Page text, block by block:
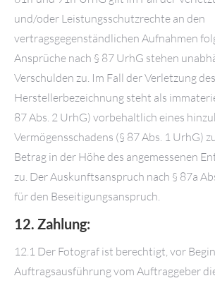
und/oder Leistungsschutzrechte an den
vertragsgegenständlichen Aufnahmen
Ansprüche nach § 87 UrhG stehen
Verschulden zu. Im Fall der Verletzung
Herstellerbezeichnung steht als
87 Abs. 2 UrhG) vorbehaltlich eines
Vermögensschadens (§ 87 Abs. 1 UrhG)
Betrag in der Höhe des angemessenen
zu. Der Auskunftsanspruch nach § 87a
für den Beseitigungsanspruch.
12. Zahlung:
12.1 Der Fotograf ist berechtigt, vor
Auftragsausführung vom Auftraggeber